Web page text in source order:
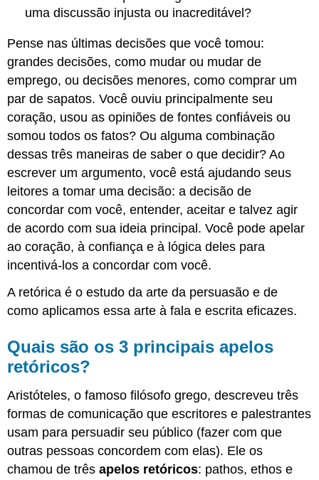
principais
apelos
Quem
foi
Aristóteles?
Vídeo:
Pathos
e
Logos”
Identificação
apelos
retóricos
Apelações
retóricas
em
vários
textos
Trabalhos
citados
e
atribuições
licenciado
CC:
Conteúdo
licenciado
CC:
uma discussão injusta ou inacreditável?
Pense nas últimas decisões que você tomou:
grandes decisões, como mudar ou mudar de
emprego, ou decisões menores, como comprar um
par de sapatos. Você ouviu principalmente seu
coração, usou as opiniões de fontes confiáveis ou
somou todos os fatos? Ou alguma combinação
dessas três maneiras de saber o que decidir? Ao
escrever um argumento, você está ajudando seus
leitores a tomar uma decisão: a decisão de
concordar com você, entender, aceitar e talvez agir
de acordo com sua ideia principal. Você pode apelar
ao coração, à confiança e à lógica deles para
incentivá-los a concordar com você.
A retórica é o estudo da arte da persuasão e de
como aplicamos essa arte à fala e escrita eficazes.
Quais são os 3 principais apelos
retóricos?
Aristóteles, o famoso filósofo grego, descreveu três
formas de comunicação que escritores e palestrantes
usam para persuadir seu público (fazer com que
outras pessoas concordem com elas). Ele os
chamou de trêsapelos retóricos: pathos, ethos e